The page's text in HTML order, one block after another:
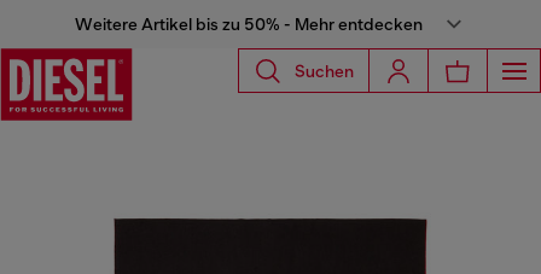
Weitere Artikel bis zu 50% - Mehr entdecken
Suchen